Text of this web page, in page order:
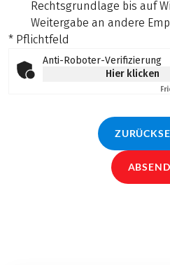
Rechtsgrundlage bis auf
Weitergabe an andere
* Pflichtfeld
Anti-Roboter-Verifizierung
Hier klicken